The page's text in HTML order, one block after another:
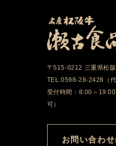
〒515-0212 三重県松
TEL.0598-28-2428（
受付時間：8:00～
可）
お問い合わ